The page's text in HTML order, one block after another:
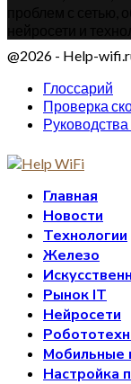
@2026 - Help-
Глоссарий
Проверка
Руководства
Главная
Новости
Технологии
Железо
Рынок IT
Нейросети
Мобильные
Настройка